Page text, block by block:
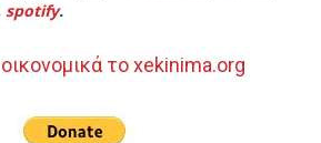
spotify.
το xekinima.org